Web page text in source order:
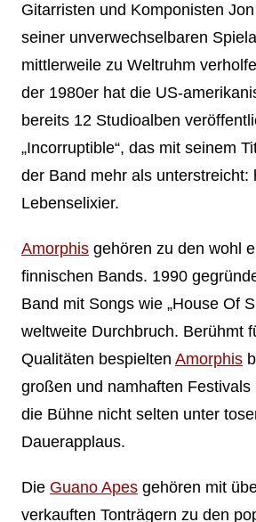
Gitarristen und Komponisten
seiner unverwechselbaren
mittlerweile zu Weltruhm
der 1980er hat die US-
bereits 12 Studioalben
„Incorruptible“, das mit seinem
der Band mehr als unterstreicht:
Lebenselixier.
Amorphisgehören zu den wohl
finnischen Bands. 1990
Band mit Songs wie „House Of
weltweite Durchbruch. Berühmt
Qualitäten bespielten Amorphis
großen und namhaften Festivals
die Bühne nicht selten unter
Dauerapplaus.
Die Guano Apesgehören mit
verkauften Tonträgern zu den